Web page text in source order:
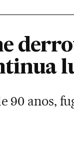
90 anos,